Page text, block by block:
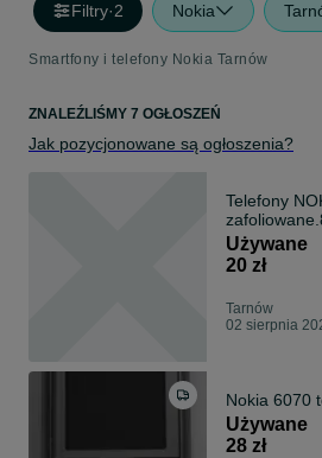
Filtry·2 Nokia
Smartfony i telefony Nokia Tarnów
ZNALEŹLIŚMY 7 OGŁOSZEŃ
Jak pozycjonowane są ogłoszenia?
Telefony
Używane
20 zł
Tarnów
02 sierpnia
Nokia 6070
Używane
28 zł